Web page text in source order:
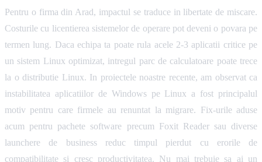
Pentru o firma din Arad, impactul se traduce in libertate de miscare.
Costurile cu licentierea sistemelor de operare pot deveni o povara pe
termen lung. Daca echipa ta poate rula acele 2-3 aplicatii critice pe
un sistem Linux optimizat, intregul parc de calculatoare poate trece
la o distributie Linux. In proiectele noastre recente, am observat ca
instabilitatea aplicatiilor de Windows pe Linux a fost principalul
motiv pentru care firmele au renuntat la migrare. Fix-urile aduse
acum pentru pachete software precum Foxit Reader sau diverse
launchere de business reduc timpul pierdut cu erorile de
compatibilitate si cresc productivitatea. Nu mai trebuie sa ai un